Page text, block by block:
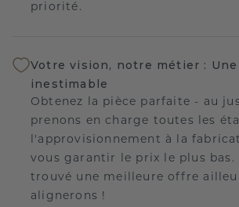
priorité.
Votre vision, notre métier :
inestimable
Obtenez la pièce parfaite - au
prenons en charge toutes les
l'approvisionnement à la
vous garantir le prix le plus bas.
trouvé une meilleure offre
alignerons !